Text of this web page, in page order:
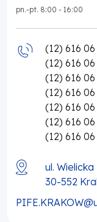
pn.-pt. 8:00 - 16:00
(12) 616 06
(12) 616 06
(12) 616 06
(12) 616
(12) 616 06
(12) 616 06
(12) 616 06
ul. Wielicka
30-552